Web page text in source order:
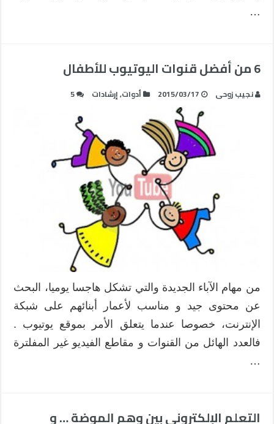
…
6 من أفضل قنوات اليوتيوب للأطفال
نجيب زوحى 2015/03/17 أدوات,إرشادات 5
من مهام الآباء الجديدة والتي تشكل هاجسا يوميا، البحث
عن محتوى جيد و مناسب لأعمار أبنائهم على شبكة
الإنترنت، خصوصا عندما يتعلق الأمر بموقع يوتيوب .
فالعدد الهائل من القنوات و مقاطع الفيديو غير المفلترة
…
التعلم الإلكتروني بين وهم الموضة … و